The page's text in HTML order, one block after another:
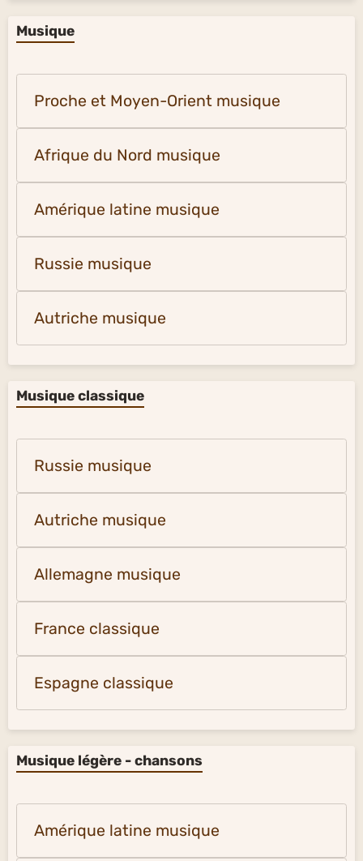
Musique
Proche et Moyen-Orient musique
Afrique du Nord musique
Amérique latine musique
Russie musique
Autriche musique
Musique classique
Russie musique
Autriche musique
Allemagne musique
France classique
Espagne classique
Musique légère - chansons
Amérique latine musique